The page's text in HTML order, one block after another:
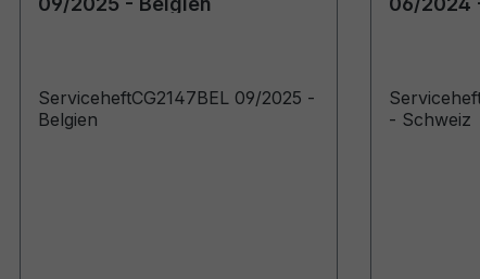
ServiceheftCG2147BEL 09/2025 -
Belgien
- Schweiz